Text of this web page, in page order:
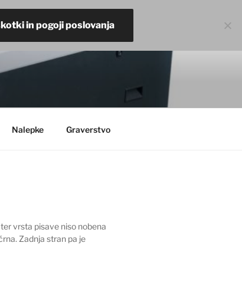
Nalepke Graverstvo
vrsta pisave niso nobena
Zadnja stran pa je
in pogoji poslovanja